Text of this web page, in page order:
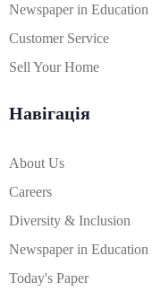
Newspaper in Education
Customer Service
Sell Your Home
Навігація
About Us
Careers
Diversity & Inclusion
Newspaper in Education
Today's Paper